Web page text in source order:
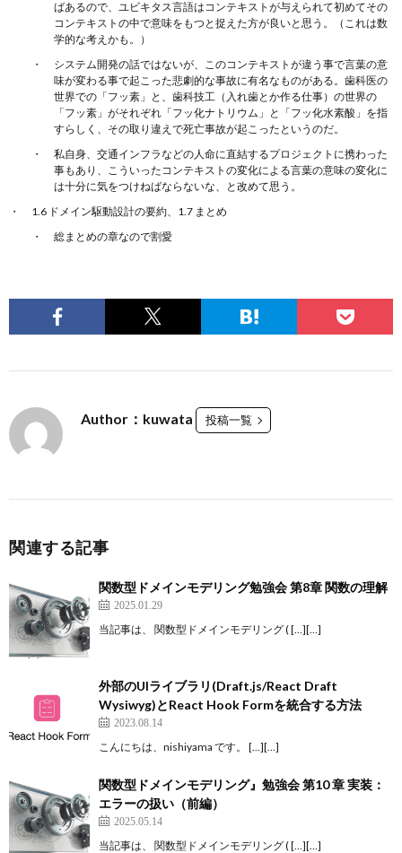
ばあるので、ユビキタス言語はコンテキストが与えられて初めてその
コンテキストの中で意味をもつと捉えた方が良いと思う。（これは数
学的な考えかも。）
システム開発の話ではないが、このコンテキストが違う事で言葉の意
味が変わる事で起こった悲劇的な事故に有名なものがある。歯科医の
世界での「フッ素」と、歯科技工（入れ歯とか作る仕事）の世界の
「フッ素」がそれぞれ「フッ化ナトリウム」と「フッ化水素酸」を指
すらしく、その取り違えで死亡事故が起こったというのだ。
私自身、交通インフラなどの人命に直結するプロジェクトに携わった
事もあり、こういったコンテキストの変化による言葉の意味の変化に
は十分に気をつけねばならないな、と改めて思う。
1.6 ドメイン駆動設計の要約、1.7 まとめ
総まとめの章なので割愛
Author：kuwata 投稿一覧
関連する記事
関数型ドメインモデリング勉強会 第8章 関数の理解
2025.01.29
当記事は、 関数型ドメインモデリング ( […][…]
外部のUIライブラリ(Draft.js/React Draft
Wysiwyg)とReact Hook Formを統合する方法
2023.08.14
こんにちは、nishiyama です。 […][…]
関数型ドメインモデリング』勉強会 第10 章 実装：
エラーの扱い（前編）
2025.05.14
当記事は、 関数型ドメインモデリング ( […][…]